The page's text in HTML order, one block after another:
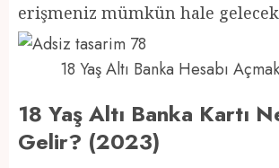
erişmeniz mümkün hale
18 Yaş Altı Banka Hesabı
18 Yaş Altı Banka Kartı
Gelir? (2023)